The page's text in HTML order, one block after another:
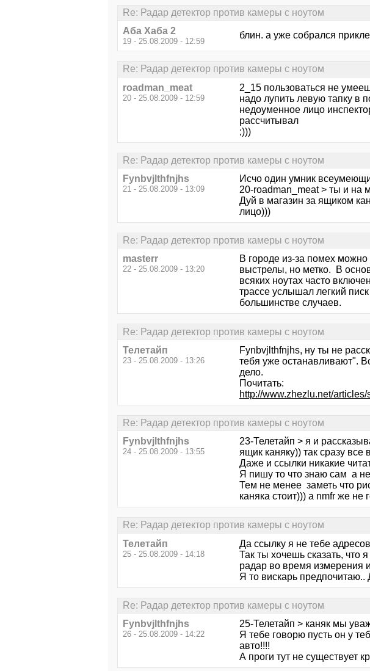
Re: Радар детектор против камеры с ноутом
Аба Хаба 2
19 - 25.08.2009 - 12:59
блин. а уже собрался
Re: Радар детектор против камеры с ноутом
roadman_meat
20 - 25.08.2009 - 12:59
2_15 пользоваться не
надо лупить левую тапку в
недоуменное лицо
рассчитывал
;)))
Re: Радар детектор против камеры с ноутом
Fynbvjlthfnjhs
21 - 25.08.2009 - 13:09
Исчо один умник
20-roadman_meat > ты и на
Дуй в магазин за ящиком
лицо)))
Re: Радар детектор против камеры с ноутом
masterr
22 - 25.08.2009 - 13:20
В городе из-за помех можно
выстрелы, но метко. В
всяких ноутах часто
трассе услышал легкий писк
большинстве случаев.
Re: Радар детектор против камеры с ноутом
Телетайп
23 - 25.08.2009 - 13:26
Fynbvjlthfnjhs, ну ты не
тебя уже останавливают".
дело.
Почитать:
http://www.zhezlu.net/
Re: Радар детектор против камеры с ноутом
Fynbvjlthfnjhs
24 - 25.08.2009 - 13:55
23-Телетайп > я и
ящик каняку)) так сразу все
Даже и ссылки никакие
Я пишу то что знаю сам а
Тем не менее заметь что
каняка стоит))) а nmfr же не
Re: Радар детектор против камеры с ноутом
Телетайп
25 - 25.08.2009 - 14:18
Да ссылку я не тебе
Так ты хочешь сказать, что
радар во время измерения
Я то вискарь предпочитаю..
Re: Радар детектор против камеры с ноутом
Fynbvjlthfnjhs
26 - 25.08.2009 - 14:22
25-Телетайп > каняк мы
Я тебе говорю пусть он у
авто!!!!
А проги тут не существует